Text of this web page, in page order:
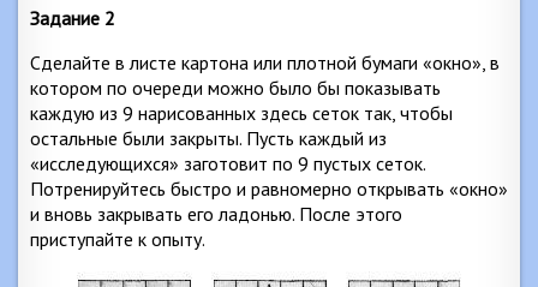
Задание 2
Сделайте в листе картона или плотной бумаги «окно», в
котором по очереди можно было бы показывать
каждую из 9 нарисованных здесь сеток так, чтобы
остальные были закрыты. Пусть каждый из
«исследующихся» заготовит по 9 пустых сеток.
Потренируйтесь быстро и равномерно открывать «окно»
и вновь закрывать его ладонью. После этого
приступайте к опыту.